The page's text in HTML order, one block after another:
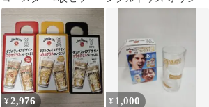
ブラック
¥2,976 ¥ 1,000